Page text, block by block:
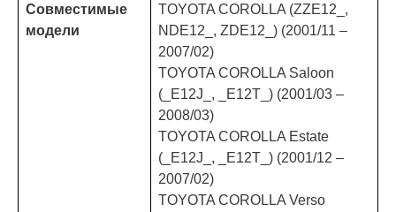
Совместимые
модели
TOYOTA COROLLA (ZZE12_,
NDE12_, ZDE12_) (2001/11 –
2007/02)
TOYOTA COROLLA Saloon
(_E12J_, _E12T_) (2001/03 –
2008/03)
TOYOTA COROLLA Estate
(_E12J_, _E12T_) (2001/12 –
2007/02)
TOYOTA COROLLA Verso